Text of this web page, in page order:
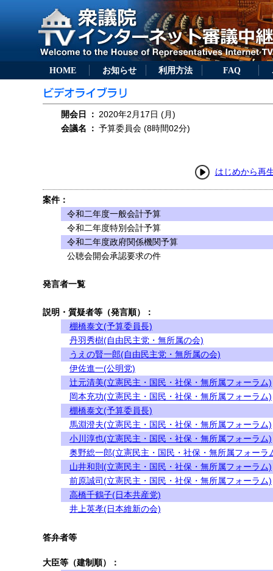
HOME お知らせ 利用方法 FAQ
開会日 ： 2020年2月17日 (月)
会議名
： 予算委員会 (8時間02分)
はじめから再
案件：
令和二年度一般会計予算
令和二年度特別会計予算
令和二年度政府関係機関予算
公聴会開会承認要求の件
発言者一覧
説明・質疑者等（発言順）：
棚橋泰文(予算委員長)
丹羽秀樹(自由民主党・無所属の会)
うえの賢一郎(自由民主党・無所属の会)
伊佐進一(公明党)
辻元清美(立憲民主・国民・社保・無所属フォーラム)
岡本充功(立憲民主・国民・社保・無所属フォーラム)
棚橋泰文(予算委員長)
馬淵澄夫(立憲民主・国民・社保・無所属フォーラム)
小川淳也(立憲民主・国民・社保・無所属フォーラム)
奥野総一郎(立憲民主・国民・社保・無所属フォーラ
山井和則(立憲民主・国民・社保・無所属フォーラム)
前原誠司(立憲民主・国民・社保・無所属フォーラム)
高橋千鶴子(日本共産党)
井上英孝(日本維新の会)
答弁者等
大臣等（建制順）：